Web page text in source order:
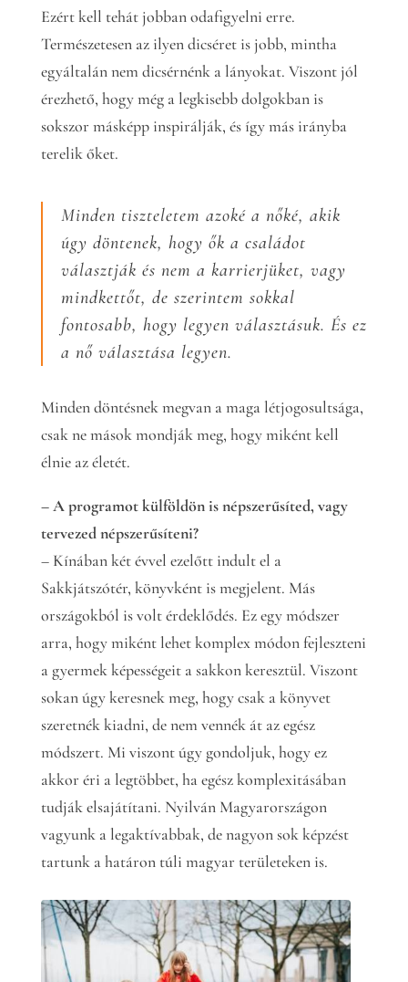
Ezért kell tehát jobban odafigyelni erre.
Természetesen az ilyen dicséret is jobb, mintha
egyáltalán nem dicsérnénk a lányokat. Viszont jól
érezhető, hogy még a legkisebb dolgokban is
sokszor másképp inspirálják, és így más irányba
terelik őket.
Minden tiszteletem azoké a nőké, akik
úgy döntenek, hogy ők a családot
választják és nem a karrierjüket, vagy
mindkettőt, de szerintem sokkal
fontosabb, hogy legyen választásuk. És ez
a nő választása legyen.
Minden döntésnek megvan a maga létjogosultsága,
csak ne mások mondják meg, hogy miként kell
élnie az életét.
– A programot külföldön is népszerűsíted, vagy
tervezed népszerűsíteni?
– Kínában két évvel ezelőtt indult el a
Sakkjátszótér, könyvként is megjelent. Más
országokból is volt érdeklődés. Ez egy módszer
arra, hogy miként lehet komplex módon fejleszteni
a gyermek képességeit a sakkon keresztül. Viszont
sokan úgy keresnek meg, hogy csak a könyvet
szeretnék kiadni, de nem vennék át az egész
módszert. Mi viszont úgy gondoljuk, hogy ez
akkor éri a legtöbbet, ha egész komplexitásában
tudják elsajátítani. Nyilván Magyarországon
vagyunk a legaktívabbak, de nagyon sok képzést
tartunk a határon túli magyar területeken is.